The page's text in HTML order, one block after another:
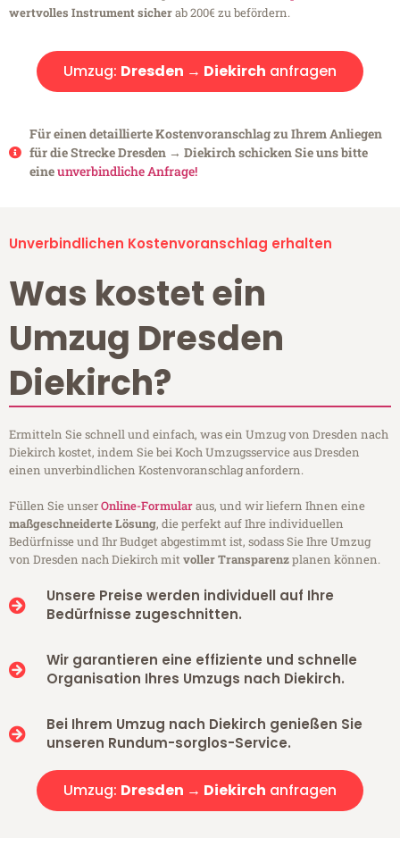
wertvolles Instrument sicherab 200€ zu befördern.
Umzug: Dresden → Diekirch anfragen
Für einen detaillierte Kostenvoranschlag zu Ihrem Anliegen
für die Strecke Dresden → Diekirch schicken Sie uns bitte
eineunverbindliche Anfrage!
Unverbindlichen Kostenvoranschlag erhalten
Was kostet ein
Umzug Dresden
Diekirch?
Ermitteln Sie schnell und einfach, was ein Umzug von Dresden nach
Diekirch kostet, indem Sie bei Koch Umzugsservice aus Dresden
einen unverbindlichen Kostenvoranschlag anfordern.
Füllen Sie unserOnline-Formularaus, und wir liefern Ihnen eine
maßgeschneiderte Lösung, die perfekt auf Ihre individuellen
Bedürfnisse und Ihr Budget abgestimmt ist, sodass Sie Ihre Umzug
von Dresden nach Diekirch mitvoller Transparenzplanen können.
Unsere Preise werden individuell auf Ihre
Bedürfnisse zugeschnitten.
Wir garantieren eine effiziente und schnelle
Organisation Ihres Umzugs nach Diekirch.
Bei Ihrem Umzug nach Diekirch genießen Sie
unseren Rundum-sorglos-Service.
Umzug: Dresden → Diekirch anfragen